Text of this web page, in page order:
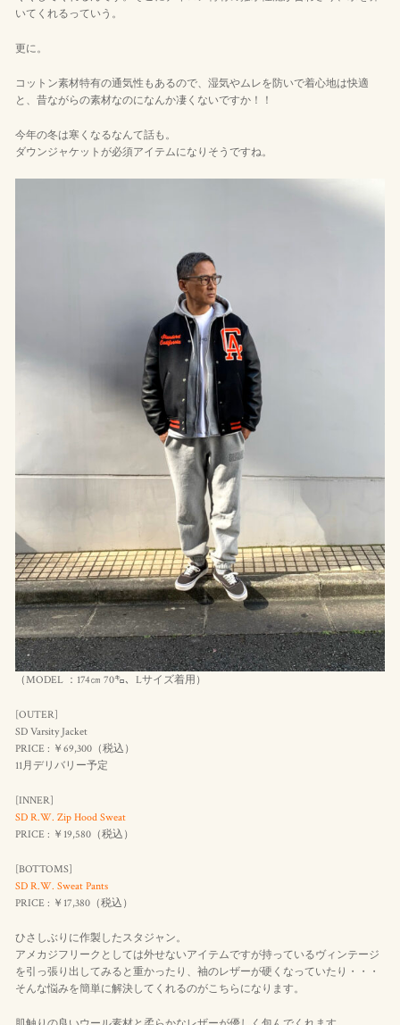
いてくれるっていう。
更に。
コットン素材特有の通気性もあるので、湿気やムレを防いで着心地は快適
と、昔ながらの素材なのになんか凄くないですか！！
今年の冬は寒くなるなんて話も。
ダウンジャケットが必須アイテムになりそうですね。
（MODEL ：174㎝ 70㌔、Lサイズ着用）
[OUTER]
SD Varsity Jacket
PRICE : ￥69,300（税込 ）
11月デリバリー予定
[INNER]
SD R.W. Zip Hood Sweat
PRICE : ￥19,580（税込 ）
[BOTTOMS]
SD R.W. Sweat Pants
PRICE : ￥17,380（税込 ）
ひさしぶりに作製したスタジャン。
アメカジフリークとしては外せないアイテムですが持っているヴィンテージ
を引っ張り出してみると重かったり、袖のレザーが硬くなっていたり・・・
そんな悩みを簡単に解決してくれるのがこちらになります。